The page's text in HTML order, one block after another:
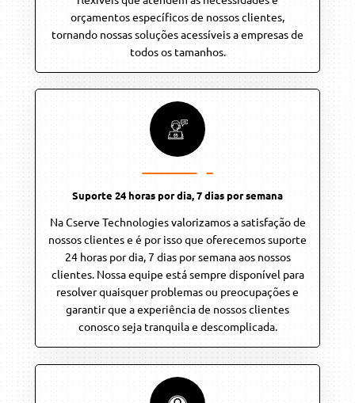
orçamentos específicos de nossos clientes,
tornando nossas soluções acessíveis a empresas de
todos os tamanhos.
Suporte 24 horas por dia, 7 dias por semana
Na Cserve Technologies valorizamos a satisfação de
nossos clientes e é por isso que oferecemos suporte
24 horas por dia, 7 dias por semana aos nossos
clientes. Nossa equipe está sempre disponível para
resolver quaisquer problemas ou preocupações e
garantir que a experiência de nossos clientes
conosco seja tranquila e descomplicada.